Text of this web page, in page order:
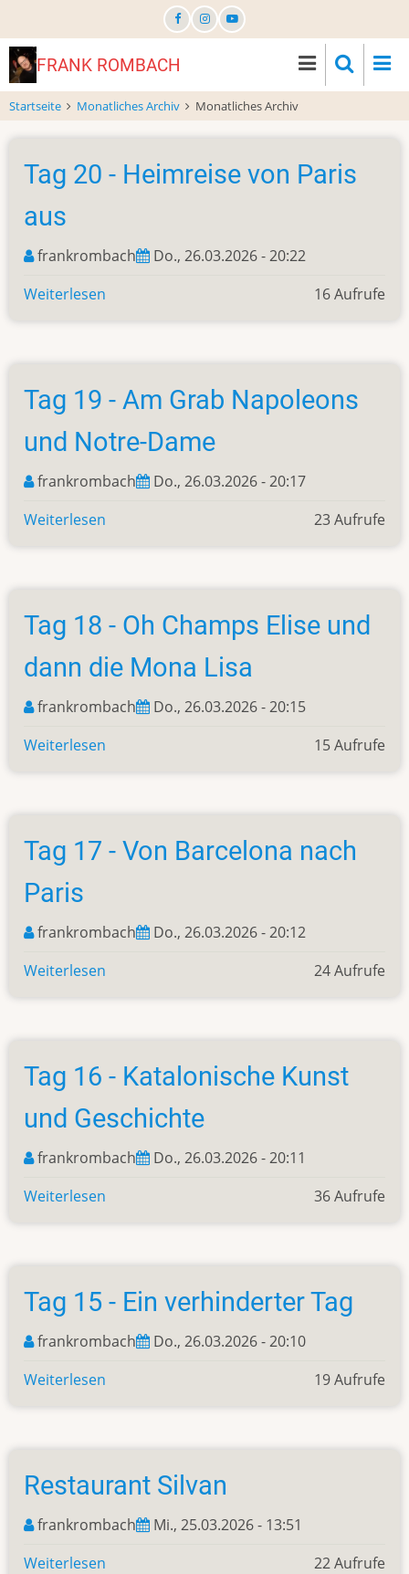
zum
InhaltFRANK ROMBACH
Startseite Monatliches Archiv Monatliches Archiv
Tag 20 - Heimreise von Paris
aus
frankrombach
Do., 26.03.2026 - 20:22
Weiterlesen
-
Heimreise
von
Paris
aus
16 Aufrufe
Tag 19 - Am Grab Napoleons
und Notre-Dame
frankrombach
Do., 26.03.2026 - 20:17
Weiterlesen
-
Am
Grab
Napoleons
und
Notre-
23 Aufrufe
Tag 18 - Oh Champs Elise und
dann die Mona Lisa
frankrombach
Do., 26.03.2026 - 20:15
Weiterlesen
-
Oh
Champs
dann
15 Aufrufe
Tag 17 - Von Barcelona nach
Paris
frankrombach
Do., 26.03.2026 - 20:12
Weiterlesen
-
Von
Barcelona
nach
Paris
24 Aufrufe
Tag 16 - Katalonische Kunst
und Geschichte
frankrombach
Do., 26.03.2026 - 20:11
Weiterlesen
-
Katalonische
Kunst
und
Geschichte
36 Aufrufe
Tag 15 - Ein verhinderter Tag
frankrombach
Do., 26.03.2026 - 20:10
Weiterlesen
-
verhinderter
Tag
19 Aufrufe
Restaurant Silvan
frankrombach
Mi., 25.03.2026 - 13:51
Weiterlesen
22 Aufrufe